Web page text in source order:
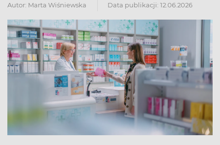
Autor: Marta Wiśniewska Data publikacji: 12.06.2026